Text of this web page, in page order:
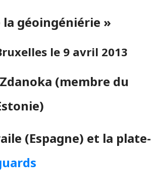
géoingéniérie »
le 9 avril 2013
(membre du
(Espagne) et la plate-